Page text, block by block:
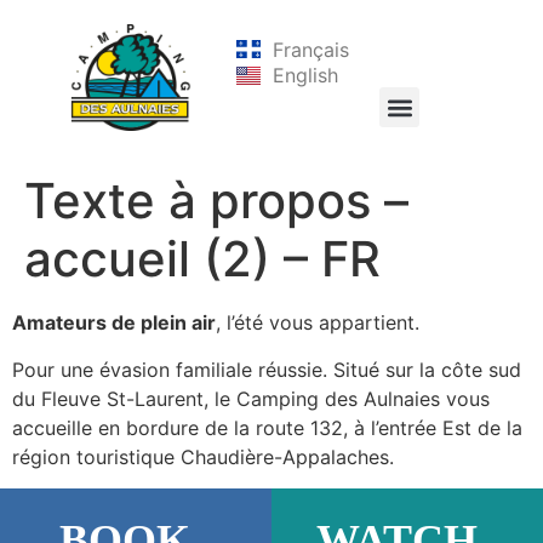
Français
English
Texte à propos –
accueil (2) – FR
Amateurs de plein air, l’été vous appartient.
Pour une évasion familiale réussie. Situé sur la côte sud
du Fleuve St-Laurent, le Camping des Aulnaies vous
accueille en bordure de la route 132, à l’entrée Est de la
région touristique Chaudière-Appalaches.